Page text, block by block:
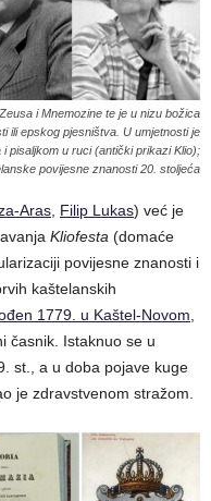
i Mnemozine te je u nizu božica
ili epskog pjesništva. U umjetnosti je
pisaljkom u ruci (antički prikazi Klio);
povijesne znanosti 20. stoljeća
Aras Filip Lukas) već je
Kliofesta (domaće
povijesne znanosti i
kaštelanskih
1779. u Kaštel-Novom
časnik. Istaknuo se u
st., a u doba pojave kuge
je zdravstvenom stražom.